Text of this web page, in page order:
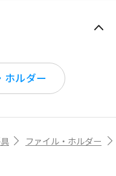
ホルダー
ファイル・ホルダー